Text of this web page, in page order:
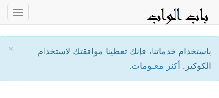
×
باستخدام خدماتنا، فإنك تعطينا موافقتك لاستخدام
الكوكيز. أكثر معلومات.